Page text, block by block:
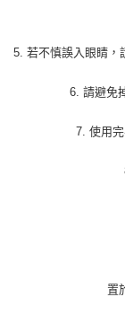
5. 若不慎誤入眼睛，
6. 請避免
7. 使用
置